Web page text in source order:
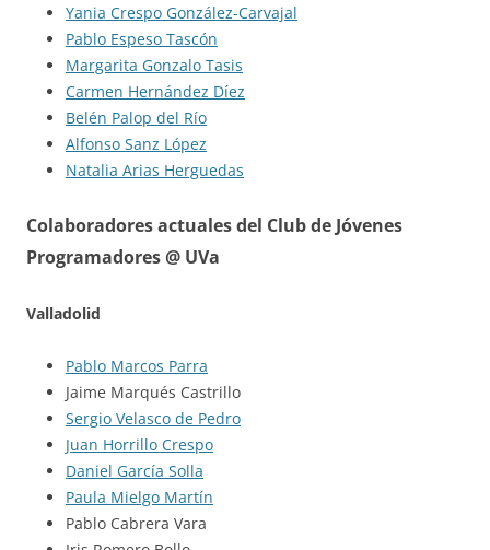
Yania Crespo González-Carvajal
Pablo Espeso Tascón
Margarita Gonzalo Tasis
Carmen Hernández Díez
Belén Palop del Río
Alfonso Sanz López
Natalia Arias Herguedas
Colaboradores actuales del Club de Jóvenes
Programadores @ UVa
Valladolid
Pablo Marcos Parra
Jaime Marqués Castrillo
Sergio Velasco de Pedro
Juan Horrillo Crespo
Daniel García Solla
Paula Mielgo Martín
Pablo Cabrera Vara